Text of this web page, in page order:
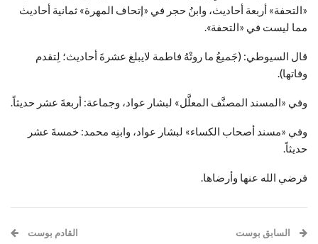
«التحفة» أربعة أحاديث، وابنُ حجر في «إتحاف المهرة» ثمانية أحاديث
مما ليست في «التحفة».
قال السيوطي: (جَميعُ ما روتْهُ فاطمة لايبلغ عشرةَ أحاديث؛ لِتقدم
وفاتها).
وفي «المسند المصنَّف المعلَّل» لبشار عواد، وجماعة: أربعةَ عشر حديثاً.
وفي «مسند أصحاب الكساء» لبشار عواد، وابنِه محمد: خمسةَ عشر
حديثاً.
فرضي الله عنها وأرضاها.
السابق بوست القادم بوست